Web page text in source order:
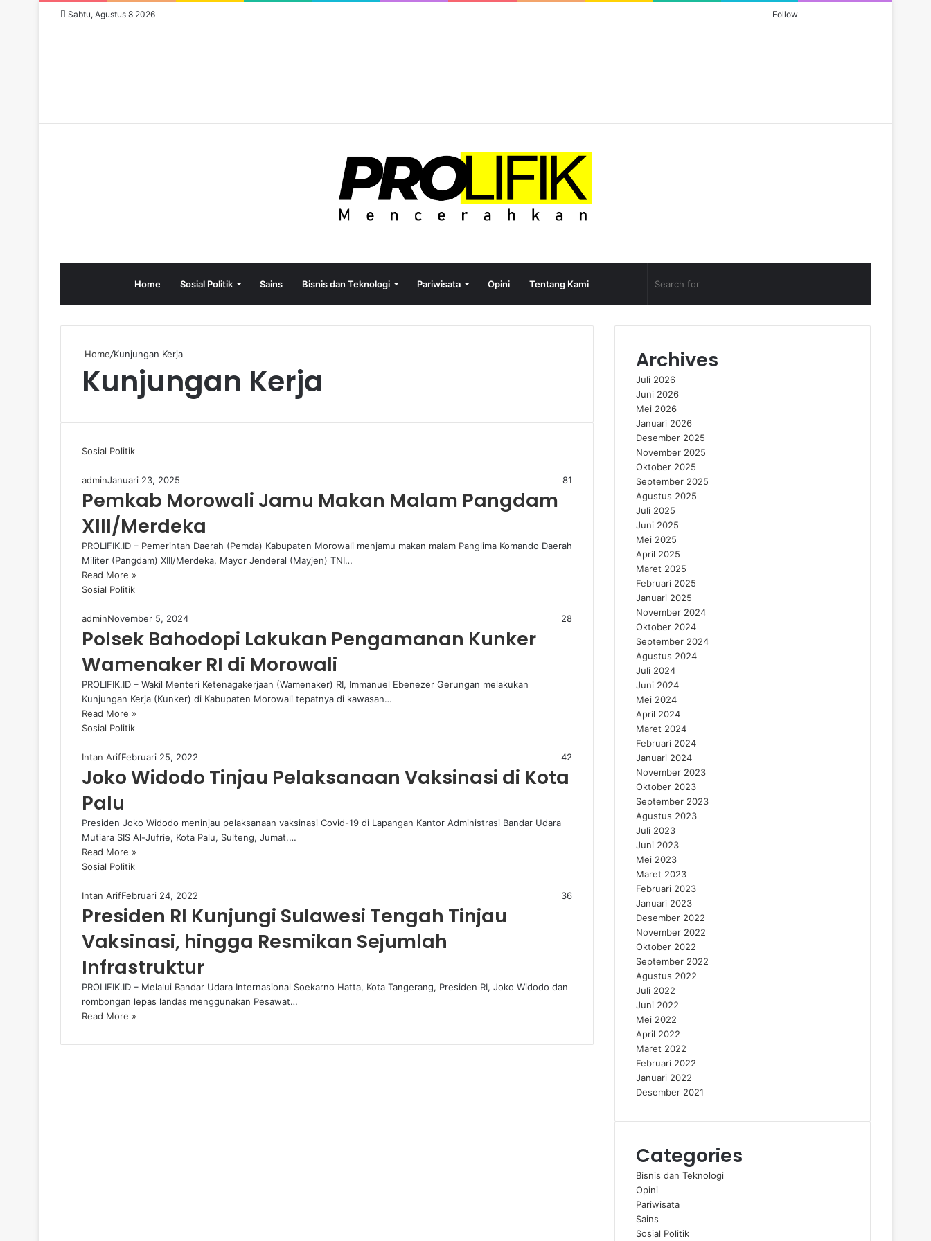
Sabtu, Agustus 8 2026 Follow
Home Sosial Politik Sains Bisnis dan Teknologi Pariwisata Opini Tentang Kami
for
Sidebar
Article
Home/Kunjungan Kerja
Kunjungan Kerja
Sosial Politik
adminJanuari 23, 2025 81
Pemkab Morowali Jamu Makan Malam Pangdam
XIII/Merdeka
PROLIFIK.ID – Pemerintah Daerah (Pemda) Kabupaten Morowali menjamu makan malam Panglima Komando Daerah
Militer (Pangdam) XIII/Merdeka, Mayor Jenderal (Mayjen) TNI…
Read More »
Sosial Politik
adminNovember 5, 2024 28
Polsek Bahodopi Lakukan Pengamanan Kunker
Wamenaker RI di Morowali
PROLIFIK.ID – Wakil Menteri Ketenagakerjaan (Wamenaker) RI, Immanuel Ebenezer Gerungan melakukan
Kunjungan Kerja (Kunker) di Kabupaten Morowali tepatnya di kawasan…
Read More »
Sosial Politik
Intan ArifFebruari 25, 2022 42
Joko Widodo Tinjau Pelaksanaan Vaksinasi di Kota
Palu
Presiden Joko Widodo meninjau pelaksanaan vaksinasi Covid-19 di Lapangan Kantor Administrasi Bandar Udara
Mutiara SIS Al-Jufrie, Kota Palu, Sulteng, Jumat,…
Read More »
Sosial Politik
Intan ArifFebruari 24, 2022 36
Presiden RI Kunjungi Sulawesi Tengah Tinjau
Vaksinasi, hingga Resmikan Sejumlah
Infrastruktur
PROLIFIK.ID – Melalui Bandar Udara Internasional Soekarno Hatta, Kota Tangerang, Presiden RI, Joko Widodo dan
rombongan lepas landas menggunakan Pesawat…
Read More »
Archives
Juli 2026
Juni 2026
Mei 2026
Januari 2026
Desember 2025
November 2025
Oktober 2025
September 2025
Agustus 2025
Juli 2025
Juni 2025
Mei 2025
April 2025
Maret 2025
Februari 2025
Januari 2025
November 2024
Oktober 2024
September 2024
Agustus 2024
Juli 2024
Juni 2024
Mei 2024
April 2024
Maret 2024
Februari 2024
Januari 2024
November 2023
Oktober 2023
September 2023
Agustus 2023
Juli 2023
Juni 2023
Mei 2023
Maret 2023
Februari 2023
Januari 2023
Desember 2022
November 2022
Oktober 2022
September 2022
Agustus 2022
Juli 2022
Juni 2022
Mei 2022
April 2022
Maret 2022
Februari 2022
Januari 2022
Desember 2021
Categories
Bisnis dan Teknologi
Opini
Pariwisata
Sains
Sosial Politik